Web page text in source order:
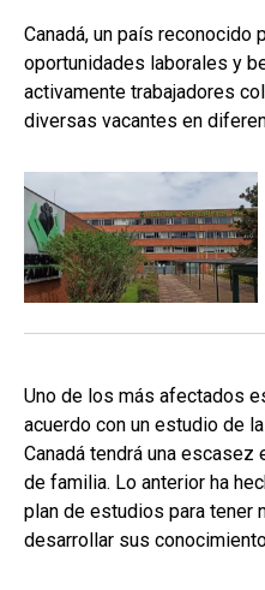
Canadá, un país reconocido
oportunidades laborales y
activamente trabajadores
diversas vacantes en
Uno de los más afectados
acuerdo con un estudio de
Canadá tendrá una
de familia. Lo anterior ha
plan de estudios para tener
desarrollar sus